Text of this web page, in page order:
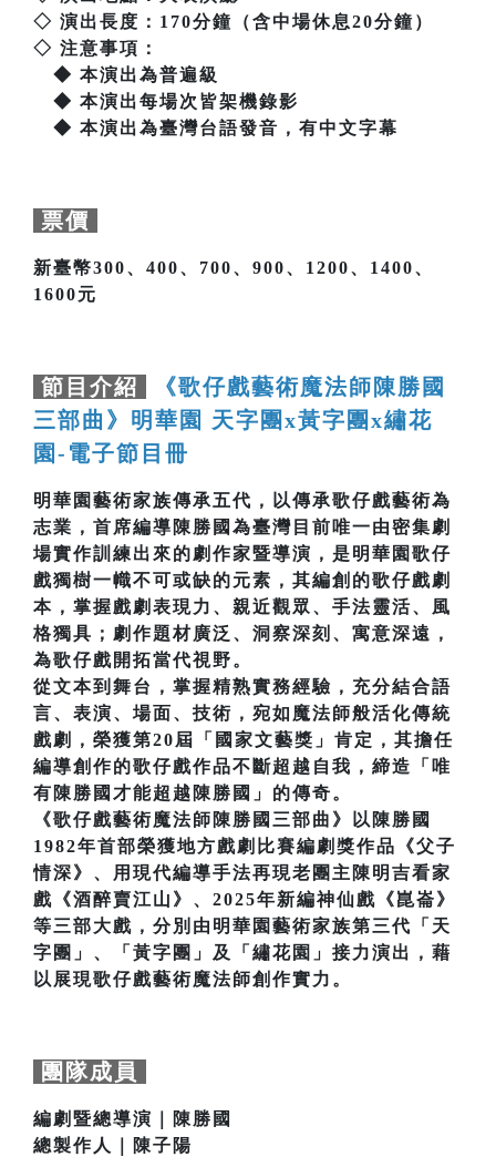
◇ 演出長度：170分鐘（含中場休息20分鐘）
◇ 注意事項：
◆ 本演出為普遍級
◆ 本演出每場次皆架機錄影
◆ 本演出為臺灣台語發音，有中文字幕
票價
新臺幣300、400、700、900、1200、1400、
1600元
節目介紹
《歌仔戲藝術魔法師陳勝國
三部曲》明華園 天字團x黃字團x繡花
園-電子節目冊
明華園藝術家族傳承五代，以傳承歌仔戲藝術為
志業，首席編導陳勝國為臺灣目前唯一由密集劇
場實作訓練出來的劇作家暨導演，是明華園歌仔
戲獨樹一幟不可或缺的元素，其編創的歌仔戲劇
本，掌握戲劇表現力、親近觀眾、手法靈活、風
格獨具；劇作題材廣泛、洞察深刻、寓意深遠，
為歌仔戲開拓當代視野。
從文本到舞台，掌握精熟實務經驗，充分結合語
言、表演、場面、技術，宛如魔法師般活化傳統
戲劇，榮獲第20屆「國家文藝獎」肯定，其擔任
編導創作的歌仔戲作品不斷超越自我，締造「唯
有陳勝國才能超越陳勝國」的傳奇。
《歌仔戲藝術魔法師陳勝國三部曲》以陳勝國
1982年首部榮獲地方戲劇比賽編劇獎作品《父子
情深》、用現代編導手法再現老團主陳明吉看家
戲《酒醉賣江山》、2025年新編神仙戲《崑崙》
等三部大戲，分別由明華園藝術家族第三代「天
字團」、「黃字團」及「繡花園」接力演出，藉
以展現歌仔戲藝術魔法師創作實力。
團隊成員
編劇暨總導演｜陳勝國
總製作人｜陳子陽